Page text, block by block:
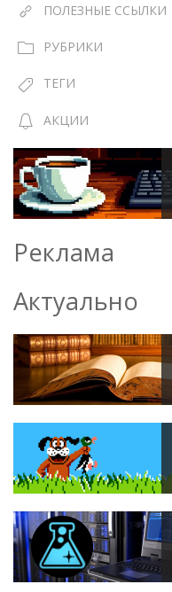
ПОЛЕЗНЫЕ ССЫЛКИ
РУБРИКИ
ТЕГИ
АКЦИИ
Реклама
Актуально